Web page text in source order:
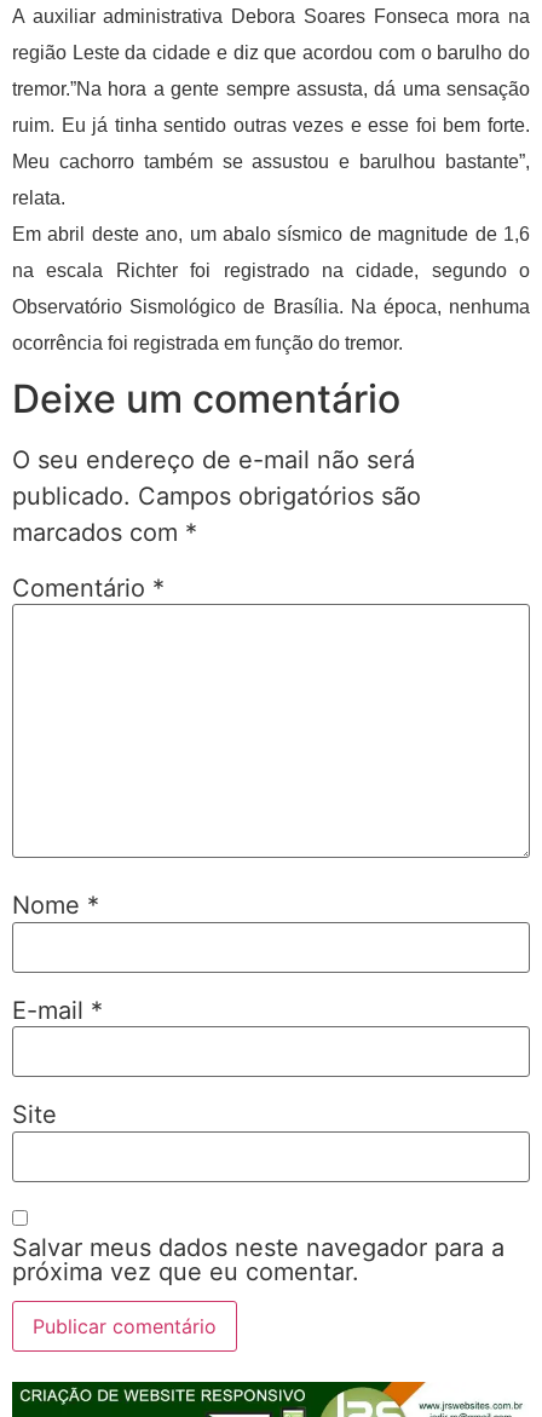
A auxiliar administrativa Debora Soares Fonseca mora na
região Leste da cidade e diz que acordou com o barulho do
tremor.”Na hora a gente sempre assusta, dá uma sensação
ruim. Eu já tinha sentido outras vezes e esse foi bem forte.
Meu cachorro também se assustou e barulhou bastante”,
relata.
Em abril deste ano, um abalo sísmico de magnitude de 1,6
na escala Richter foi registrado na cidade, segundo o
Observatório Sismológico de Brasília. Na época, nenhuma
ocorrência foi registrada em função do tremor.
Deixe um comentário
O seu endereço de e-mail não será
publicado. Campos obrigatórios são
marcados com *
Comentário *
Nome *
E-mail *
Site
Salvar meus dados neste navegador para a
próxima vez que eu comentar.